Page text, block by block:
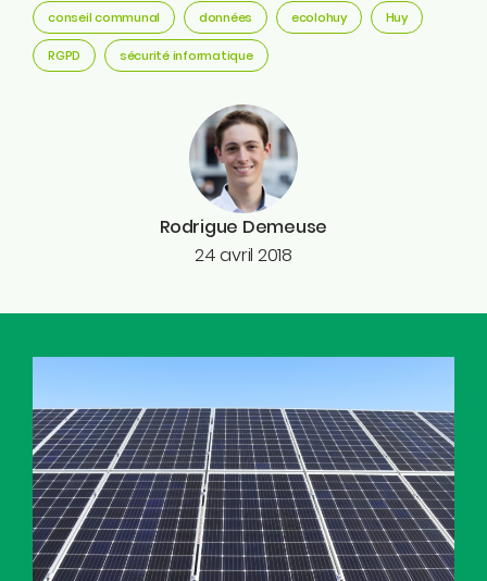
Rodrigue Demeuse
24 avril 2018
conseil communal données ecolohuy Huy
RGPD sécurité informatique